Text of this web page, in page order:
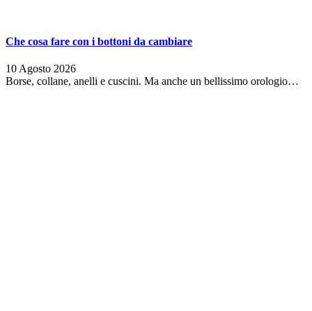
Che cosa fare con i bottoni da cambiare
10 Agosto 2026
Borse, collane, anelli e cuscini. Ma anche un bellissimo orologio…